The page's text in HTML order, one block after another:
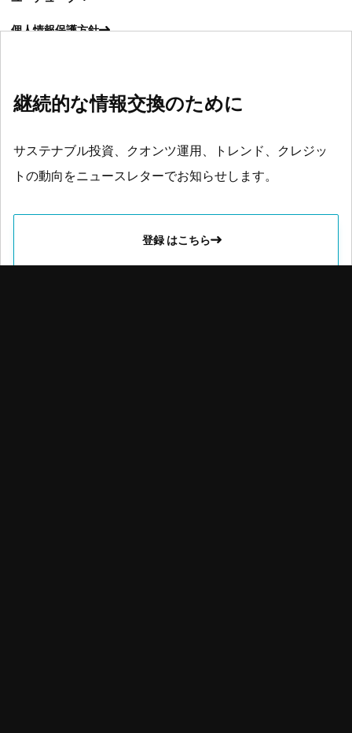
個人情報保護方針
継続的な情報交換のために
サステナブル投資、クオンツ運用、トレンド、クレジッ
トの動向をニュースレターでお知らせします。
登録 はこちら